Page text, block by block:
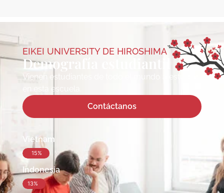
EIKEI UNIVERSITY DE HIROSHIMA
Demografía estudiantil
Vienen estudiantes de todo el mundo a estudiar
en esta escuela.
Contáctanos
Vietnam
15%
Indonesia
13%